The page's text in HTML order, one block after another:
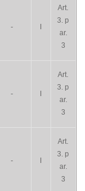
-
Art.
3. p
ar.
3
-
Art.
3. p
ar.
3
-
Art.
3. p
ar.
3